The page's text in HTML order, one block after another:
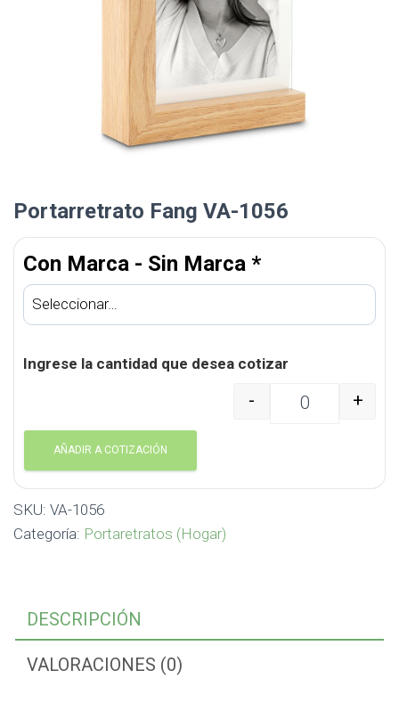
Portarretrato Fang VA-1056
Con Marca - Sin Marca *
Ingrese la cantidad que desea cotizar
Portarretrato Fang
- +
AÑADIR A COTIZACIÓN
SKU: VA-1056
Categoría: Portaretratos (Hogar)
DESCRIPCIÓN
VALORACIONES (0)